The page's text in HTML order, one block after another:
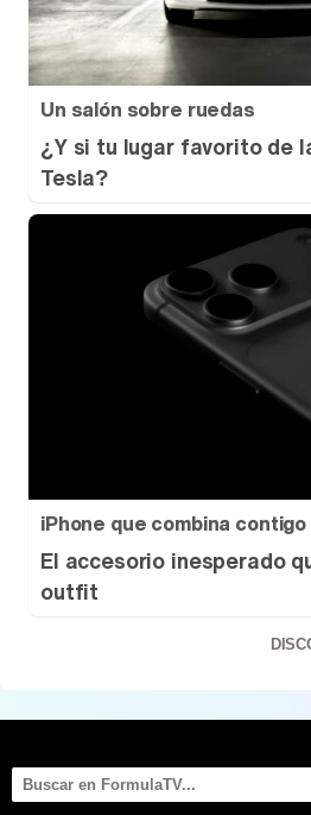
Un salón sobre ruedas
¿Y si tu lugar favorito de
Tesla?
iPhone que combina contigo
El accesorio inesperado
outfit